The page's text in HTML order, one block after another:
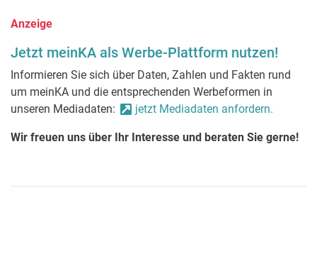
Anzeige
Jetzt meinKA als Werbe-Plattform nutzen!
Informieren Sie sich über Daten, Zahlen und Fakten rund
um meinKA und die entsprechenden Werbeformen in
unseren Mediadaten:
jetzt Mediadaten anfordern.
Wir freuen uns über Ihr Interesse und beraten Sie gerne!